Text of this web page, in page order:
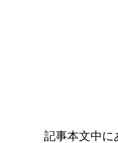
記事本文中に